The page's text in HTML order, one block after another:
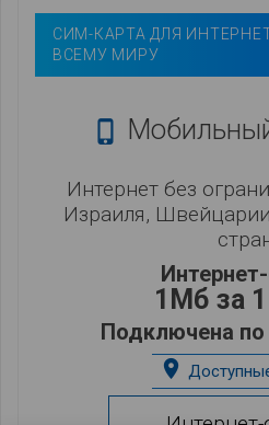
СИМ-КАРТА ДЛЯ
ВСЕМУ МИРУ

Интернет без
Израиля,
1Мб за
Подключена
place